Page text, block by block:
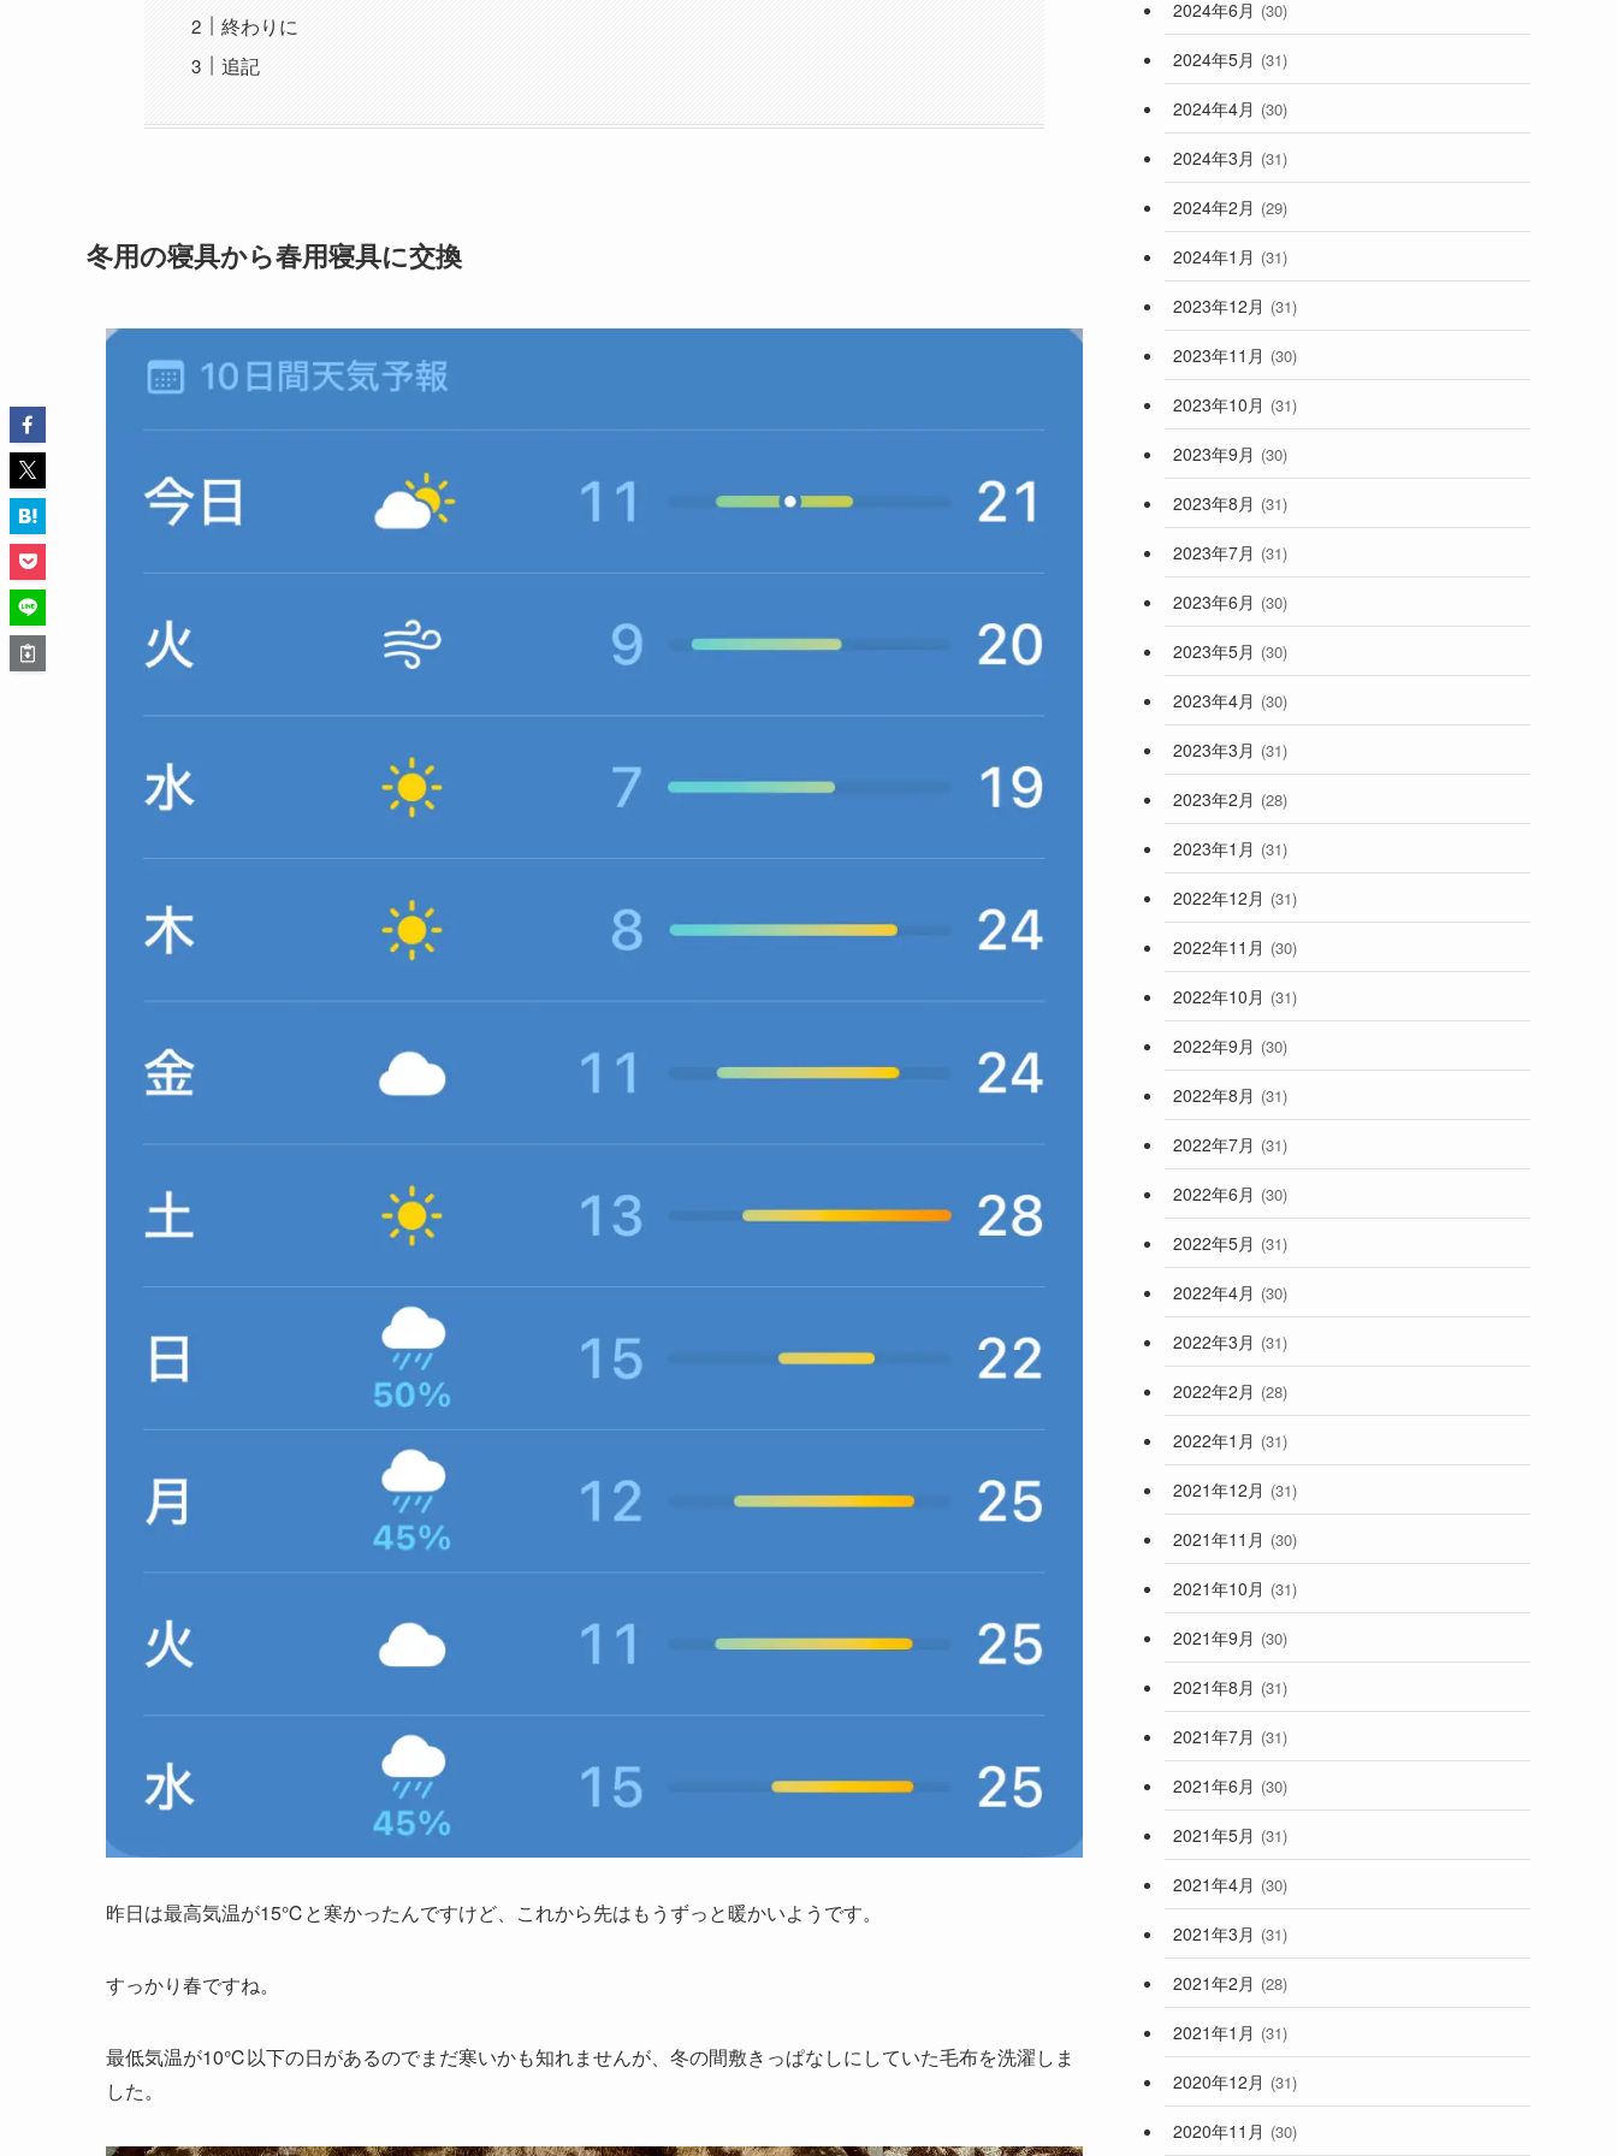
終わりに
追記
冬用の寝具から春用寝具に交換
昨日は最高気温が15℃と寒かったんですけど、これから先はもうずっと暖かいようです。
すっかり春ですね。
最低気温が10℃以下の日があるのでまだ寒いかも知れませんが、冬の間敷きっぱなしにしていた毛布を洗濯しま
した。
2024年6月 (30)
2024年5月 (31)
2024年4月 (30)
2024年3月 (31)
2024年2月 (29)
2024年1月 (31)
2023年12月 (31)
2023年11月 (30)
2023年10月 (31)
2023年9月 (30)
2023年8月 (31)
2023年7月 (31)
2023年6月 (30)
2023年5月 (30)
2023年4月 (30)
2023年3月 (31)
2023年2月 (28)
2023年1月 (31)
2022年12月 (31)
2022年11月 (30)
2022年10月 (31)
2022年9月 (30)
2022年8月 (31)
2022年7月 (31)
2022年6月 (30)
2022年5月 (31)
2022年4月 (30)
2022年3月 (31)
2022年2月 (28)
2022年1月 (31)
2021年12月 (31)
2021年11月 (30)
2021年10月 (31)
2021年9月 (30)
2021年8月 (31)
2021年7月 (31)
2021年6月 (30)
2021年5月 (31)
2021年4月 (30)
2021年3月 (31)
2021年2月 (28)
2021年1月 (31)
2020年12月 (31)
2020年11月 (30)